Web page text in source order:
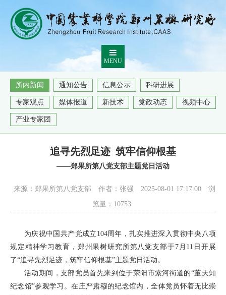
MENU
所内新闻 通知公告 信息公示 科研进展
专家观点 媒体报道 新技术 党政动态 视频中心
产业专家团
追寻先烈足迹 筑牢信仰根基
——郑果所第八党支部主题党日活动
来源：郑果所第八党支部 作者：张强 2025-08-01 17:17:00
浏
览量： 10753
为庆祝中国共产党成立104周年，扎实推进深入贯彻中央八项
规定精神学习教育，郑州果树研究所第八党支部于7月11日开展
了“追寻先烈足迹，筑牢信仰根基”主题党日活动。
活动期间，支部党员首先来到位于荥阳市索河街道的“董天知
纪念馆”参观学习。在庄严肃穆的纪念馆内，全体党员怀着无比崇